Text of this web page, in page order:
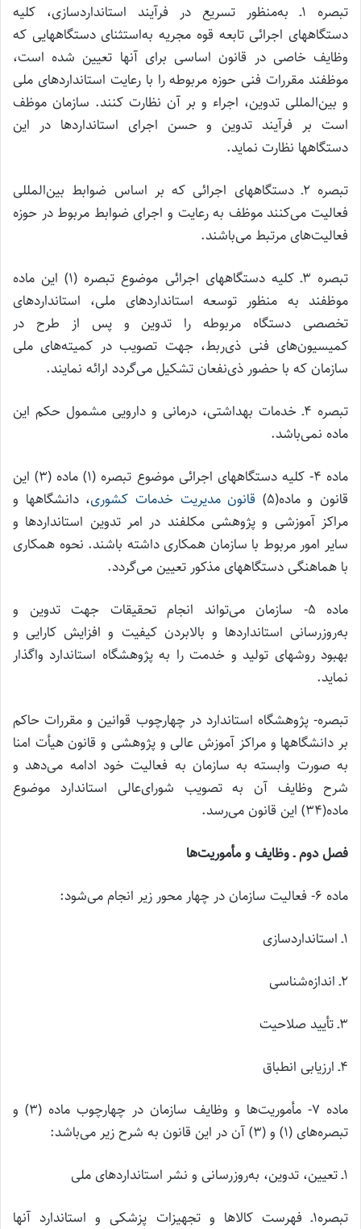
تبصره ۱ـ به‌منظور تسریع در فرآیند استانداردسازی، کلیه
دستگاههای اجرائی تابعه قوه مجریه به‌استثنای دستگاههایی که
وظایف خاصی در قانون اساسی برای آنها تعیین شده است،
موظفند مقررات فنی حوزه مربوطه را با رعایت استانداردهای ملی
و بین‌المللی تدوین، اجراء و بر آن نظارت کنند. سازمان موظف
است بر فرآیند تدوین و حسن اجرای استانداردها در این
دستگاهها نظارت نماید.
تبصره ۲ـ دستگاههای اجرائی که بر اساس ضوابط بین‌المللی
فعالیت می‌کنند موظف به رعایت و اجرای ضوابط مربوط در حوزه
فعالیت‌های مرتبط می‌باشند.
تبصره ۳ـ کلیه دستگاههای اجرائی موضوع تبصره (۱) این ماده
موظفند به ‌منظور توسعه استانداردهای ملی، استانداردهای
تخصصی دستگاه مربوطه را تدوین و پس از طرح در
کمیسیون‌های فنی ذی‌ربط، جهت تصویب در کمیته‌های ملی
سازمان که با حضور ذی‌نفعان تشکیل می‌گردد ارائه نمایند.
تبصره ۴ـ خدمات بهداشتی، درمانی و دارویی مشمول حکم این
ماده نمی‌باشد.
ماده ۴- کلیه دستگاههای اجرائی موضوع تبصره (۱) ماده (۳) این
قانون و ماده(۵)
قانون مدیریت خدمات کشوری، دانشگاهها و
مراکز آموزشی و پژوهشی مکلفند در امر تدوین استانداردها و
سایر امور مربوط با سازمان همکاری داشته باشند. نحوه همکاری
با هماهنگی دستگاههای مذکور تعیین می‌گردد.
ماده ۵- سازمان می‌تواند انجام تحقیقات جهت تدوین و
به‌روزرسانی استانداردها و بالابردن کیفیت و افزایش کارایی و
بهبود روشهای تولید و خدمت را به پژوهشگاه استاندارد واگذار
نماید.
تبصره- پژوهشگاه استاندارد در چهارچوب قوانین و مقررات حاکم
بر دانشگاهها و مراکز آموزش عالی و پژوهشی و قانون هیأت امنا
به صورت وابسته به سازمان به فعالیت خود ادامه می‌دهد و
شرح وظایف آن به تصویب شورای‌عالی استاندارد موضوع
ماده(۳۴) این قانون می‌رسد.
فصل دوم ـ وظایف و مأموریت‌ها
ماده ۶- فعالیت سازمان در چهار محور زیر انجام می‌شود:
۱ـ استانداردسازی
۲ـ اندازه‌شناسی
۳ـ تأیید صلاحیت
۴ـ ارزیابی انطباق
ماده ۷- مأموریت‌ها و وظایف سازمان در چهارچوب ماده (۳) و
تبصره‌های (۱) و (۳) آن در این قانون به شرح زیر می‌باشد:
۱ـ تعیین، تدوین، به‌روزرسانی و نشر استانداردهای ملی
تبصره۱ـ فهرست کالاها و تجهیزات پزشکی و استاندارد آنها